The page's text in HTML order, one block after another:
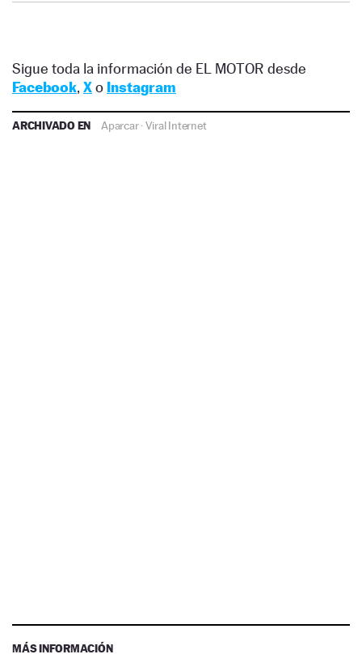
Sigue toda la información de EL MOTOR desde
Facebook, Xo Instagram
ARCHIVADO EN Aparcar·Viral Internet
MÁS INFORMACIÓN